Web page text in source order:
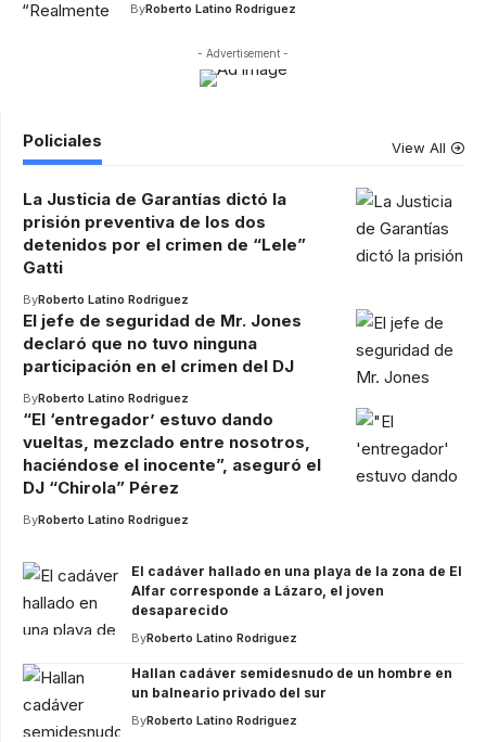
ByRoberto Latino Rodriguez
- Advertisement -
Policiales View All
La Justicia de Garantías dictó la
prisión preventiva de los dos
detenidos por el crimen de “Lele”
Gatti
ByRoberto Latino Rodriguez
El jefe de seguridad de Mr. Jones
declaró que no tuvo ninguna
participación en el crimen del DJ
ByRoberto Latino Rodriguez
“El ‘entregador’ estuvo dando
vueltas, mezclado entre nosotros,
haciéndose el inocente”, aseguró el
DJ “Chirola” Pérez
ByRoberto Latino Rodriguez
El cadáver hallado en una playa de la zona de El
Alfar corresponde a Lázaro, el joven
desaparecido
ByRoberto Latino Rodriguez
Hallan cadáver semidesnudo de un hombre en
un balneario privado del sur
ByRoberto Latino Rodriguez